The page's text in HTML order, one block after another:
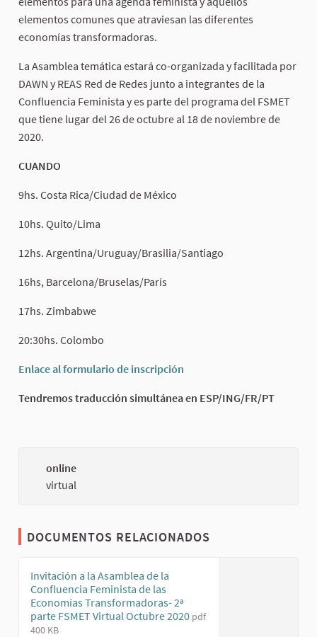
elementos comunes que atraviesan las diferentes
economías transformadoras.
La Asamblea temática estará co-organizada y facilitada por
DAWN y REAS Red de Redes junto a integrantes de la
Confluencia Feminista y es parte del programa del FSMET
que tiene lugar del 26 de octubre al 18 de noviembre de
2020.
CUANDO
9hs. Costa Rica/Ciudad de México
10hs. Quito/Lima
12hs. Argentina/Uruguay/Brasilia/Santiago
16hs, Barcelona/Bruselas/París
17hs. Zimbabwe
20:30hs. Colombo
Enlace al formulario de inscripción
Tendremos traducción simultánea en ESP/ING/FR/PT
online
virtual
DOCUMENTOS RELACIONADOS
Invitación a la Asamblea de la
Confluencia Feminista de las
Economías Transformadoras- 2ª
parte FSMET Virtual Octubre 2020 pdf
400 KB